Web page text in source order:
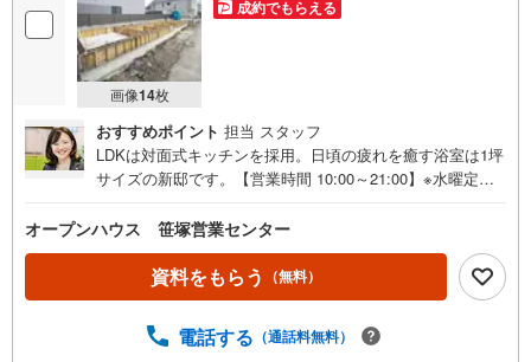
画像14枚
成約でもらえる
おすすめポイント 担当 スタッフ
LDKは対面式キッチンを採用。日頃の疲れを癒す浴室は1坪
サイズの新邸です。【営業時間 10:00～21:00】※水曜定休
気軽にご連絡ください！現地を見学される場合は「室内・
現地を見学する（無料）」ボタンよりご希望の日時をご記
入いただけますとスムーズにご案内が可能です。◎現地の
ご案内について・平日や夜遅い時間帯もご案内が可能 ※定
明いたします。・車でご自宅や最寄り駅等、ご指定の場所
オープンハウス 笹塚営業センター
資料をもらう （無料）
電話する （通話料無料）